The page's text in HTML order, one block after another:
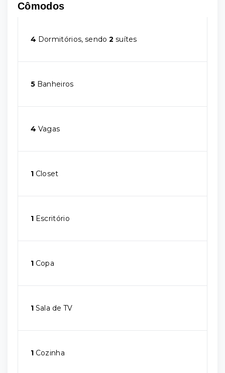
Cômodos
4 Dormitórios, sendo2 suítes
5 Banheiros
4 Vagas
1 Closet
1 Escritório
1 Copa
1 Sala de TV
1 Cozinha